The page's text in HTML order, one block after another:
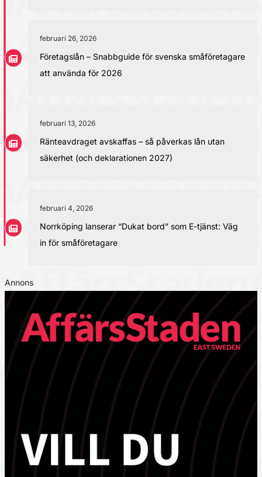
februari 26, 2026
Företagslån – Snabbguide för svenska småföretagare
att använda för 2026
februari 13, 2026
Ränteavdraget avskaffas – så påverkas lån utan
säkerhet (och deklarationen 2027)
februari 4, 2026
Norrköping lanserar “Dukat bord” som E-tjänst: Väg
in för småföretagare
Annons